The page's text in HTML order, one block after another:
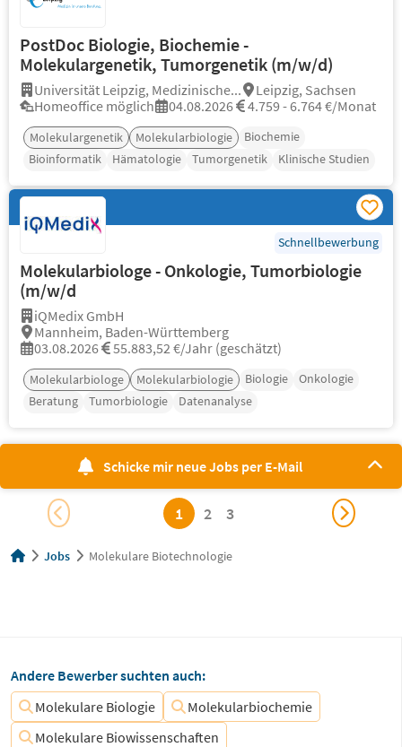
PostDoc Biologie, Biochemie -
Molekulargenetik, Tumorgenetik (m/w/d)
Universität Leipzig, Medizinische...
Leipzig, Sachsen
Homeoffice möglich
04.08.2026 4.759 - 6.764 €/Monat
Molekulargenetik Molekularbiologie
Biochemie
Bioinformatik
Hämatologie Tumorgenetik Klinische Studien
Schnellbewerbung
Molekularbiologe - Onkologie, Tumorbiologie
(m/w/d
iQMedix GmbH
Mannheim, Baden-Württemberg
03.08.2026
55.883,52 €/Jahr (geschätzt)
Molekularbiologe Molekularbiologie Biologie
Onkologie
Beratung
Tumorbiologie Datenanalyse
Schicke mir neue Jobs per E-Mail
1 2 3
Jobs Molekulare Biotechnologie
Andere Bewerber suchten auch:
Molekulare Biologie
Molekularbiochemie
Molekulare Biowissenschaften